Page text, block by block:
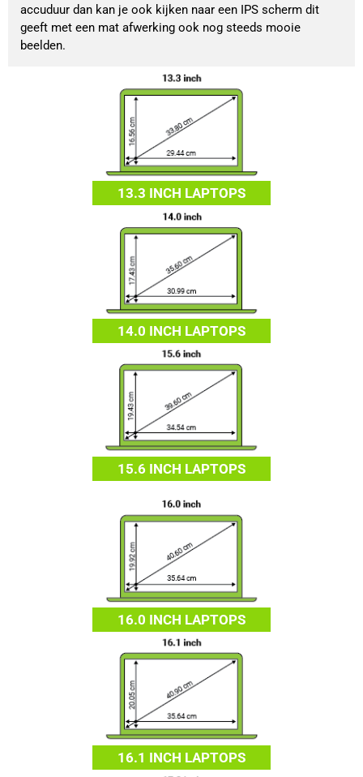
accuduur dan kan je ook kijken naar een IPS scherm dit
geeft met een mat afwerking ook nog steeds mooie
beelden.
13.3 INCH LAPTOPS
14.0 INCH LAPTOPS
15.6 INCH LAPTOPS
16.0 INCH LAPTOPS
16.1 INCH LAPTOPS